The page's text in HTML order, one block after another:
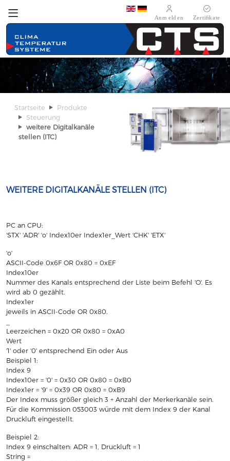
Sprache auswählen
Startseite
Produkte
Steuerung
weitere Digitalkanäle
stellen (ITC)
WEITERE DIGITALKANÄLE STELLEN (ITC)
PC an CPU:
'STX' 'ADR' 'o' Index10er Index1er_Wert 'CHK' 'ETX'
'o'
ASCII-Code 0x6F OR 0x80 = 0xEF
Index10er
Nummer des Kanals entsprechend der Liste beim Befehl 'O'. Es
wird ab 0 gezählt.
Index1er
jeweils in ASCII-Code OR 0x80.
Leerzeichen = 0x20 OR 0x80 = 0xA0
Wert
'1' oder '0' entsprechend Ein oder Aus
Beispiel 1:
Index 9
Index10er = '0' = 0x30 OR 0x80 = 0xB0
Index1er = '9' = 0x39 OR 0x80 = 0xB9
Der Index muss größer gleich 3 + Anzahl der Merkerkanäle sein.
Für die Kommission 053003 würde mit dem Index 9 der Kanal
Druckluft eingestellt.
Beispiel 2:
Index 9 einschalten: ADR = 1, Druckluft = 1
String =